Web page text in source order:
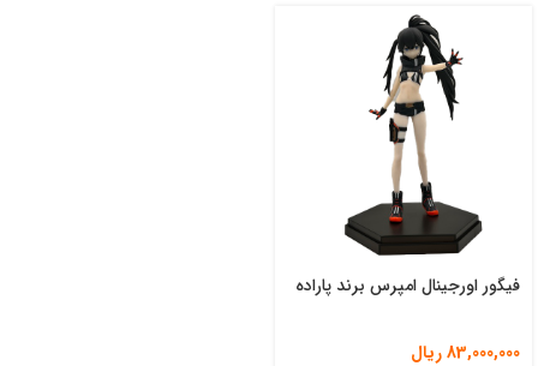
فیگور اورجینال امپرس برند پاراده
83,000,000ریال